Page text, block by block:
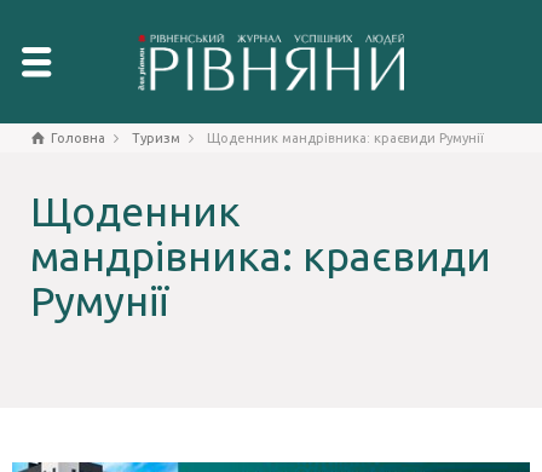
Головна Туризм Щоденник мандрівника: краєвиди Румунії
Щоденник
мандрівника: краєвиди
Румунії